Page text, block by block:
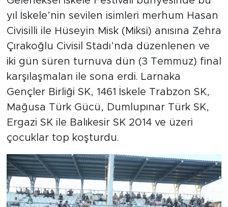
yıl İskele’nin sevilen isimleri merhum Hasan
Civisilli ile Hüseyin Misk (Miksi) anısına Zehra
Çırakoğlu Civisil Stadı’nda düzenlenen ve
iki gün süren turnuva dün (3 Temmuz) final
karşılaşmaları ile sona erdi. Larnaka
Gençler Birliği SK, 1461 İskele Trabzon SK,
Mağusa Türk Gücü, Dumlupınar Türk SK,
Ergazi SK ile Balıkesir SK 2014 ve üzeri
çocuklar top koşturdu.